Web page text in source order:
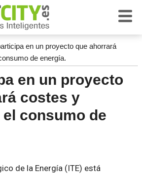
en un proyecto que ahorrará
de energía.
en un proyecto
costes y
consumo de
de la Energía (ITE) está